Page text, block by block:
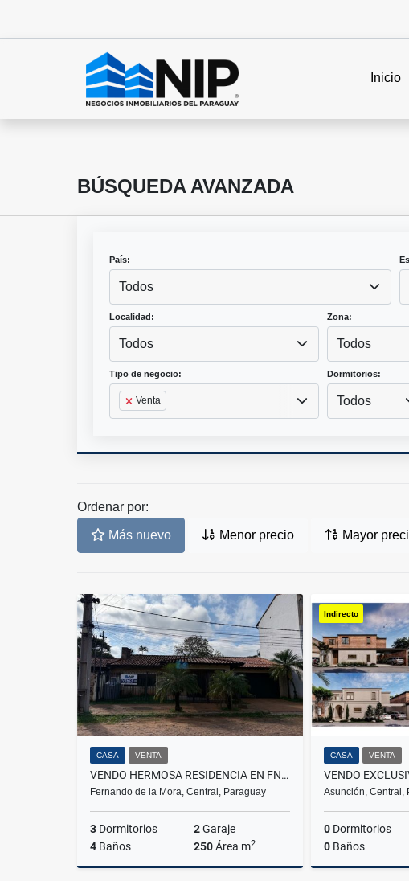
Inicio
BÚSQUEDA AVANZADA
País:
Todos
Localidad:
Todos
Zona:
Todos
Tipo de negocio:
Venta
Dormitorios:
Todos
Ordenar por:
Más nuevo Menor precio Mayor
CASA VENTA
VENDO HERMOSA RESIDENCIA EN FNDO ZONA NORTE
Fernando de la Mora, Central, Paraguay
3 Dormitorios 2Garaje
4 Baños 250Área m2
Indirecto
CASA VENTA
Asunción, Central,
0Dormitorios
0Baños